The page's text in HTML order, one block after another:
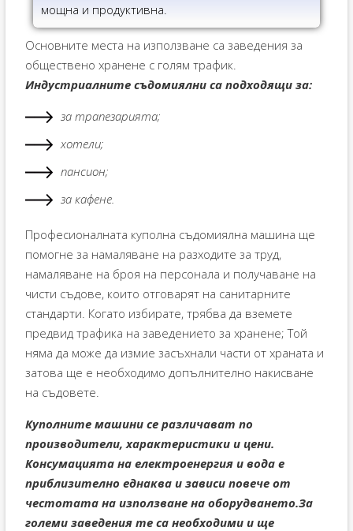
мощна и продуктивна.
Основните места на използване са заведения за
обществено хранене с голям трафик.
Индустриалните съдомиялни са подходящи за:
за трапезарията;
хотели;
пансион;
за кафене.
Професионалната куполна съдомиялна машина ще
помогне за намаляване на разходите за труд,
намаляване на броя на персонала и получаване на
чисти съдове, които отговарят на санитарните
стандарти. Когато избирате, трябва да вземете
предвид трафика на заведението за хранене; Той
няма да може да измие засъхнали части от храната и
затова ще е необходимо допълнително накисване
на съдовете.
Куполните машини се различават по
производители, характеристики и цени.
Консумацията на електроенергия и вода е
приблизително еднаква и зависи повече от
честотата на използване на оборудването.За
големи заведения те са необходими и ще